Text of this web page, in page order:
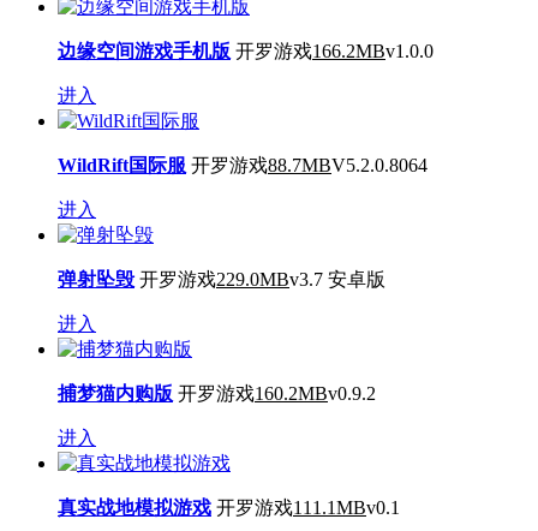
边缘空间游戏手机版 开罗游戏166.2MBv1.0.0
进入
WildRift国际服 开罗游戏88.7MBV5.2.0.8064
进入
弹射坠毁 开罗游戏229.0MBv3.7 安卓版
进入
捕梦猫内购版 开罗游戏160.2MBv0.9.2
进入
真实战地模拟游戏 开罗游戏111.1MBv0.1